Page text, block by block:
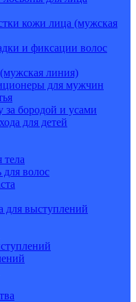
кожи лица (мужская
и фиксации волос
линия)
для мужчин
за бородой и усами
для детей
тела
волос
для выступлений